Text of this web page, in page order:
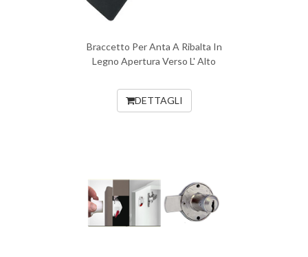
Braccetto Per Anta A Ribalta In
Legno Apertura Verso L' Alto
DETTAGLI